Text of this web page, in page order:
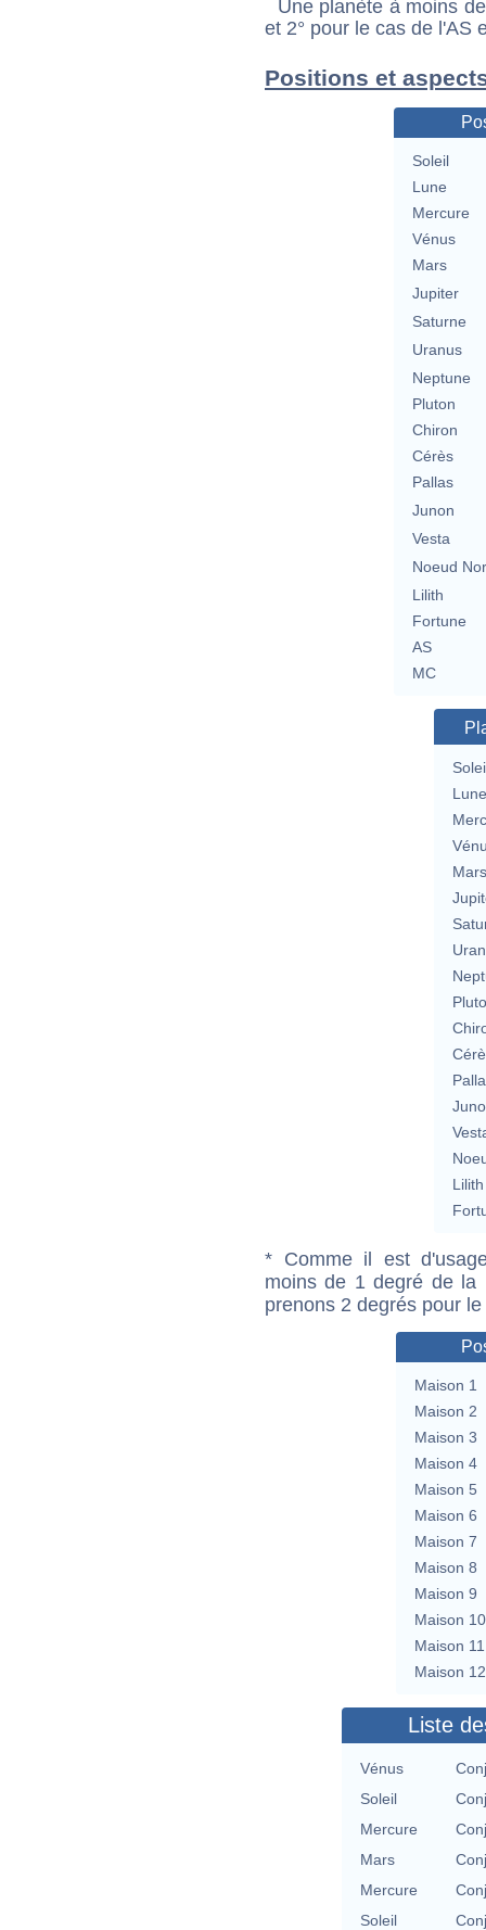
Une planète à moins
et 2° pour le cas de l'AS
Positions et
Soleil
Lune
Mercure
Vénus
Mars
Jupiter
Saturne
Uranus
Neptune
Pluton
Chiron
Cérès
Pallas
Junon
Vesta
Noeud
Lilith
Fortune
AS
MC
Lune
Mars
Lilith
* Comme il est
moins de 1 degré de la
prenons 2 degrés pour
Maison 1
Maison 2
Maison 3
Maison 4
Maison 5
Maison 6
Maison 7
Maison 8
Maison 9
Maison 10
Maison 11
Maison 12
Liste
Vénus
Soleil
Mercure
Mars
Mercure
Soleil